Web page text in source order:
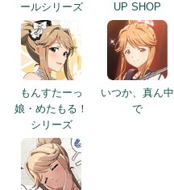
ールシリーズ
UP SHOP
もんすたーっ
娘・めたもる！
シリーズ
いつか、真ん中
で